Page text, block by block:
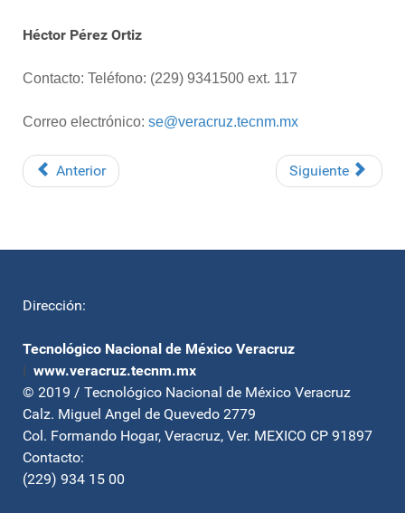
Héctor Pérez Ortiz
Contacto: Teléfono: (229) 9341500 ext. 117
Correo electrónico: se@veracruz.tecnm.mx
Anterior Siguiente
Dirección:
Tecnológico Nacional de México Veracruz
| www.veracruz.tecnm.mx
© 2019 / Tecnológico Nacional de México Veracruz
Calz. Miguel Angel de Quevedo 2779
Col. Formando Hogar, Veracruz, Ver. MEXICO CP 91897
Contacto:
(229) 934 15 00